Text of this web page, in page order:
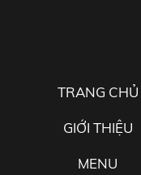
TRANG CHỦ
GIỚI THIỆU
MENU